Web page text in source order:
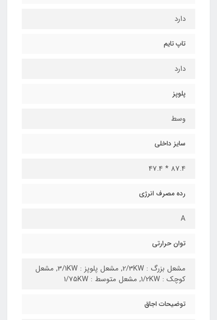
دارد
تاپ تایم
دارد
پلوپز
وسط
سایز داخلی
87.4 * 47.4
رده مصرف انرژی
A
توان حرارتی
مشعل بزرگ : 2/3KW, مشعل پلوپز : 3/1KW, مشعل
کوچک : 1/2KW, مشعل متوسط : 1/75KW
توضیحات اجاق